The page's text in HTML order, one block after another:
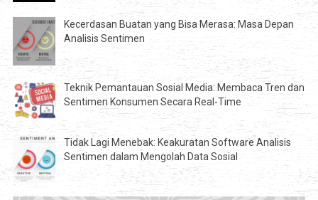
Kecerdasan Buatan yang Bisa Merasa: Masa Depan
Analisis Sentimen
Teknik Pemantauan Sosial Media: Membaca Tren dan
Sentimen Konsumen Secara Real-Time
Tidak Lagi Menebak: Keakuratan Software Analisis
Sentimen dalam Mengolah Data Sosial